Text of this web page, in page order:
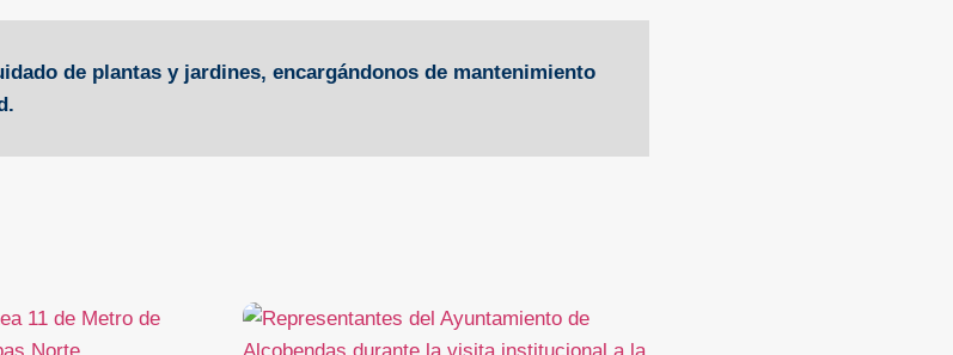
de plantas y jardines, encargándonos de mantenimiento